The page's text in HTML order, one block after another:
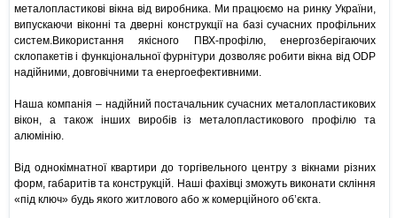
металопластикові вікна від виробника. Ми працюємо на ринку України,
випускаючи віконні та дверні конструкції на базі сучасних профільних
систем.Використання якісного ПВХ-профілю, енергозберігаючих
склопакетів і функціональної фурнітури дозволяє робити вікна від ODP
надійними, довговічними та енергоефективними.
Наша компанія – надійний постачальник сучасних металопластикових
вікон, а також інших виробів із металопластикового профілю та
алюмінію.
Від однокімнатної квартири до торгівельного центру з вікнами різних
форм, габаритів та конструкцій. Наші фахівці зможуть виконати скління
«під ключ» будь якого житлового або ж комерційного об’єкта.